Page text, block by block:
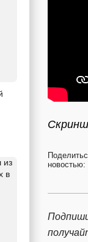
новостью: